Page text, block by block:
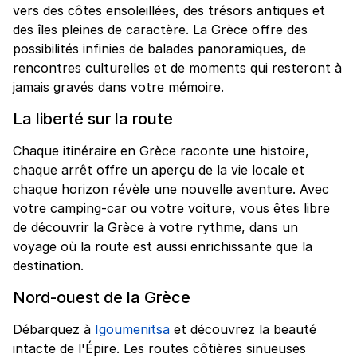
vers des côtes ensoleillées, des trésors antiques et
des îles pleines de caractère. La Grèce offre des
possibilités infinies de balades panoramiques, de
rencontres culturelles et de moments qui resteront à
jamais gravés dans votre mémoire.
La liberté sur la route
Chaque itinéraire en Grèce raconte une histoire,
chaque arrêt offre un aperçu de la vie locale et
chaque horizon révèle une nouvelle aventure. Avec
votre camping-car ou votre voiture, vous êtes libre
de découvrir la Grèce à votre rythme, dans un
voyage où la route est aussi enrichissante que la
destination.
Nord-ouest de la Grèce
Débarquez à Igoumenitsa et découvrez la beauté
intacte de l'Épire. Les routes côtières sinueuses